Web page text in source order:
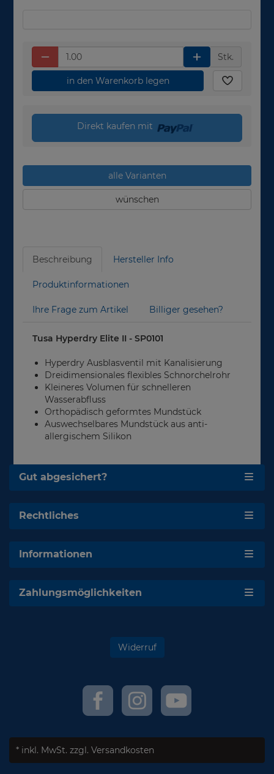
Stk.
in den Warenkorb legen
Direkt kaufen mit
alle Varianten
wünschen
Beschreibung Hersteller Info
Produktinformationen
Ihre Frage zum Artikel Billiger gesehen?
Tusa Hyperdry Elite II - SP0101
Hyperdry Ausblasventil mit Kanalisierung
Dreidimensionales flexibles Schnorchelrohr
Kleineres Volumen für schnelleren
Wasserabfluss
Orthopädisch geformtes Mundstück
Auswechselbares Mundstück aus anti-
allergischem Silikon
Gut abgesichert?
Rechtliches
Informationen
Zahlungsmöglichkeiten
Widerruf
* inkl. MwSt. zzgl. Versandkosten